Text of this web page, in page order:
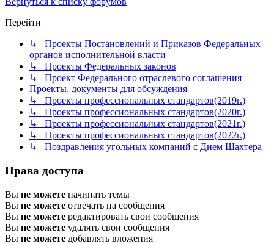
Перейти
↳ Проекты Постановлений и Приказов Федеральных
органов исполнительной власти
↳ Проекты Федеральных законов
↳ Проект Федерального отраслевого соглашения
Проекты, документы для обсуждения
↳ Проекты профессиональных стандартов(2019г.)
↳ Проекты профессиональных стандартов(2020г.)
↳ Проекты профессиональных стандартов(2021г.)
↳ Проекты профессиональных стандартов(2022г.)
↳ Поздравления угольных компаний с Днем Шахтера
Права доступа
Вы не можете начинать темы
Вы не можете отвечать на сообщения
Вы не можете редактировать свои сообщения
Вы не можете удалять свои сообщения
Вы не можете добавлять вложения